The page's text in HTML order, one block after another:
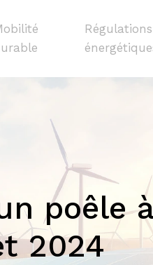
Régulations
poêle
2024